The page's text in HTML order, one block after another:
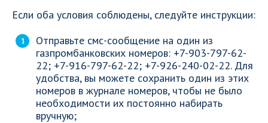
Если оба условия соблюдены, следуйте инструкции:
Отправьте смс-сообщение на один из
газпромбанковских номеров: +7-903-797-62-
22; +7-916-797-62-22; +7-926-240-02-22. Для
удобства, вы можете сохранить один из этих
номеров в журнале номеров, чтобы не было
необходимости их постоянно набирать
вручную;